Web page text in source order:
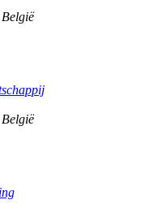
België
België